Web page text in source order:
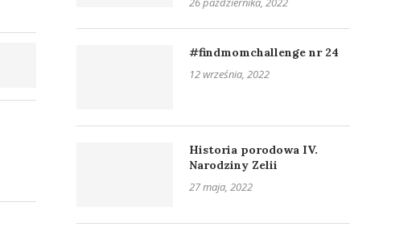
#findmomchallenge nr 24
12 września, 2022
Historia porodowa IV.
Narodziny Zelii
27 maja, 2022